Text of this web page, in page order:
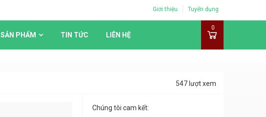
Giới thiệu Tuyển dụng
SẢN PHẨM TIN TỨC LIÊN HỆ
0
547 lượt xem
Chúng tôi cam kết: